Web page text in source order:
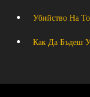
Убийство На
Как Да Бъдеш